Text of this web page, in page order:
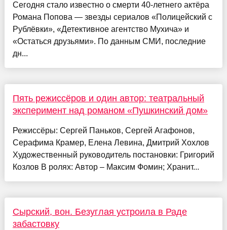
Сегодня стало известно о смерти 40-летнего актёра
Романа Попова — звезды сериалов «Полицейский с
Рублёвки», «Детективное агентство Мухича» и
«Остаться друзьями». По данным СМИ, последние
дн...
Пять режиссёров и один автор: театральный
эксперимент над романом «Пушкинский дом»
Режиссёры: Сергей Паньков, Сергей Агафонов,
Серафима Крамер, Елена Левина, Дмитрий Хохлов
Художественный руководитель постановки: Григорий
Козлов В ролях: Автор – Максим Фомин; Хранит...
Сырский, вон. Безуглая устроила в Раде
забастовку